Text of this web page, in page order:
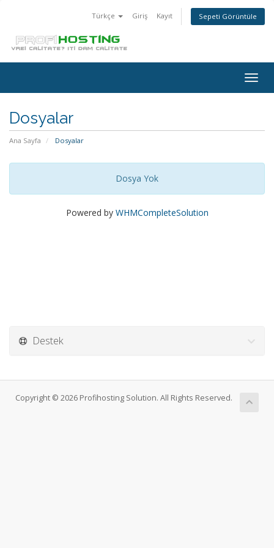
Türkçe Giriş Kayıt Sepeti Görüntüle
Dosyalar
Ana Sayfa Dosyalar
Dosya Yok
Powered by WHMCompleteSolution
Destek
Copyright © 2026 Profihosting Solution. All Rights Reserved.